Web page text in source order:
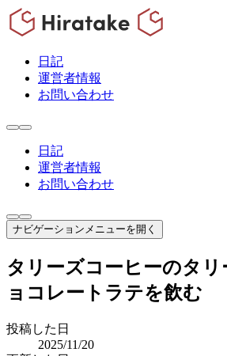
日記
運営者情報
お問い合わせ
日記
運営者情報
お問い合わせ
ナビゲーションメニューを開く
タリーズコーヒーのタ
ョコレートラテを飲む
投稿した日
2025/11/20